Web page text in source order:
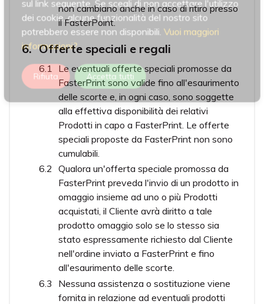
sul link seguente. Se scegli di non accettare l'utilizzo
dei cookie, alcune funzionalità del nostro sito
potrebbero essere non disponibili. Vuoi maggiori
informazioni?
Rifiuta Accetta tutti
non cambiano anche in caso di ritiro presso
il FasterPoint.
Offerte speciali e regali
Le eventuali offerte speciali promosse da
FasterPrint sono valide fino all'esaurimento
delle scorte e, in ogni caso, sono soggette
alla effettiva disponibilità dei relativi
Prodotti in capo a FasterPrint. Le offerte
speciali proposte da FasterPrint non sono
cumulabili.
Qualora un'offerta speciale promossa da
FasterPrint preveda l'invio di un prodotto in
omaggio insieme ad uno o più Prodotti
acquistati, il Cliente avrà diritto a tale
prodotto omaggio solo se lo stesso sia
stato espressamente richiesto dal Cliente
nell'ordine inviato a FasterPrint e fino
all'esaurimento delle scorte.
Nessuna assistenza o sostituzione viene
fornita in relazione ad eventuali prodotti